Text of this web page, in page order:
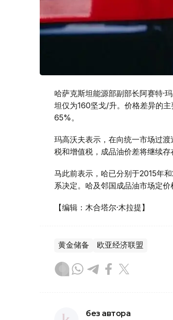
哈萨克斯坦能源部副部长阿赛特·
坦仅为160坚戈/升。价格差异的
65%。
玛高沃夫表示，在向统一市场过
税和增值税，成品油价差将继续存
马此前表示，哈已分别于2015年
系决定。哈及邻国成品油市场定
【编辑：木合塔尔·木拉提】
黄金储备 欧亚经济联盟
без автора